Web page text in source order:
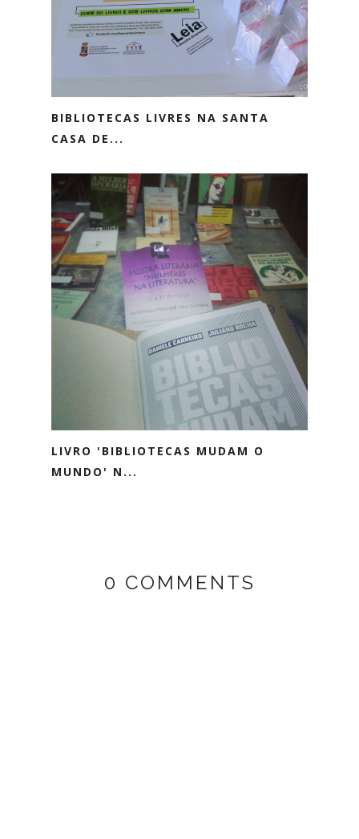
BIBLIOTECAS LIVRES NA SANTA
CASA DE...
LIVRO 'BIBLIOTECAS MUDAM O
MUNDO' N...
0 COMMENTS